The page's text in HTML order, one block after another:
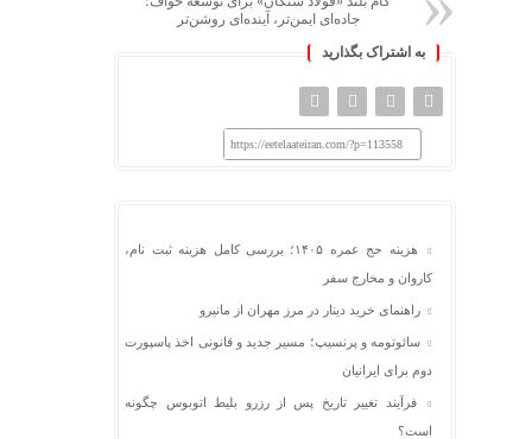
جاده‌ای ایمن‌تر، آینده‌ای روشن‌تر
به اشتراک بگذارید
https://eetelaateiran.com/?p=113558
هزینه حج عمره ۱۴۰۵؛ بررسی کامل هزینه ثبت نام،
کاروان و مخارج سفر
راهنمای خرید دینار در مرز مهران از مانیرو
سائوتومه و پرنسیپ؛ مسیر جدید و قانونی اخذ پاسپورت
دوم برای ایرانیان
فرآیند تغییر تاریخ پس از رزرو بلیط اتوبوس چگونه
است؟